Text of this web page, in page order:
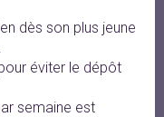
dès son plus jeune
éviter le dépôt
semaine est